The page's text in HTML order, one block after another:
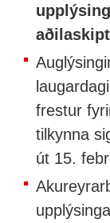
frestur
tilkynna
út 15.